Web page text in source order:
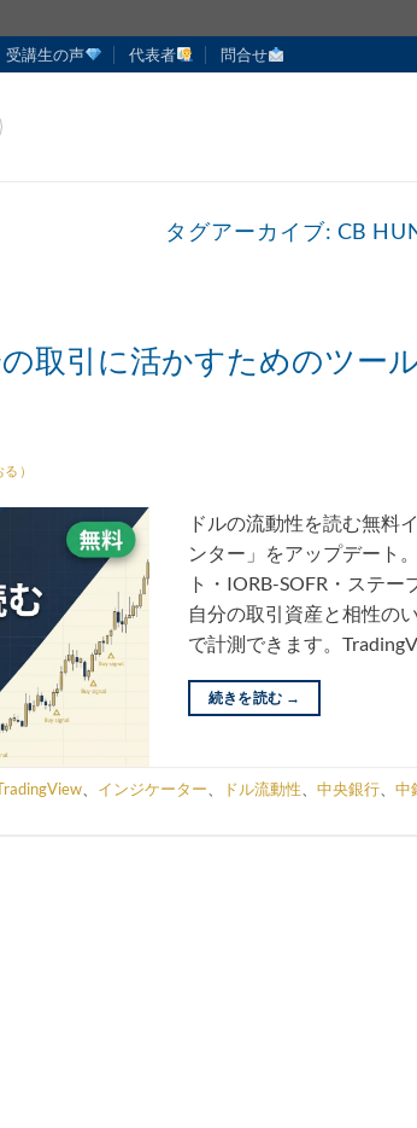
受講生の声 代表者 問合せ
タグアーカイブ: CB
取引に活かすためのツー
）
ドルの流動性を読む無料
ンター」をアップデート
ト・IORB-SOFR・ステー
自分の取引資産と相性の
で計測できます。
続きを読む →
インジケーター ドル流動性 中央銀行 中